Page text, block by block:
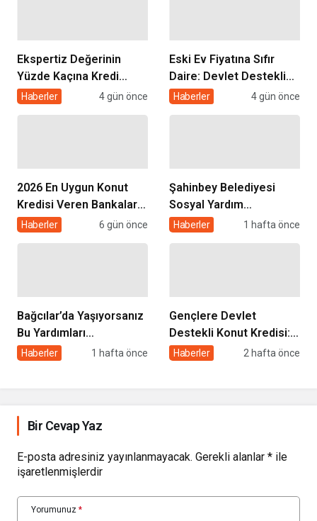
Ekspertiz Değerinin
Yüzde Kaçına Kredi
Çıkar? Konut Kredisi
Haberler 4 gün önce
Eski Ev Fiyatına Sıfır
Daire: Devlet Destekli
Kentsel Dönüşüm
Haberler 4 gün önce
2026 En Uygun Konut
Kredisi Veren Bankalar
ve Faiz Oranları
Haberler 6 gün önce
Şahinbey Belediyesi
Sosyal Yardım
Başvurusu 2026: Kimler
Haberler 1 hafta önce
Bağcılar’da Yaşıyorsanız
Bu Yardımları
Alabilirsiniz: Başvuru
Haberler 1 hafta önce
Gençlere Devlet
Destekli Konut Kredisi: 3
Yıl Geri Ödemesiz, 5 Yıl
Haberler 2 hafta önce
Bir Cevap Yaz
E-posta adresiniz yayınlanmayacak. Gerekli alanlar * ile
işaretlenmişlerdir
Yorumunuz *